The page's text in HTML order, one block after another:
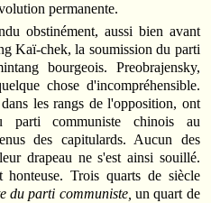
permanente.
obstinément, aussi bien avant
Kaï-chek, la soumission du parti
bourgeois. Preobrajensky,
chose d'incompréhensible.
les rangs de l'opposition, ont
parti communiste chinois au
des capitulards. Aucun des
drapeau ne s'est ainsi souillé.
honteuse. Trois quarts de siècle
du parti communiste,un quart de